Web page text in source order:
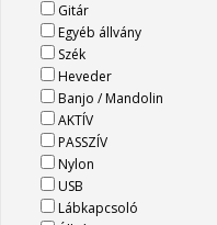
Gitár
Egyéb állvány
Szék
Heveder
Banjo / Mandolin
AKTÍV
PASSZÍV
Nylon
USB
Lábkapcsoló